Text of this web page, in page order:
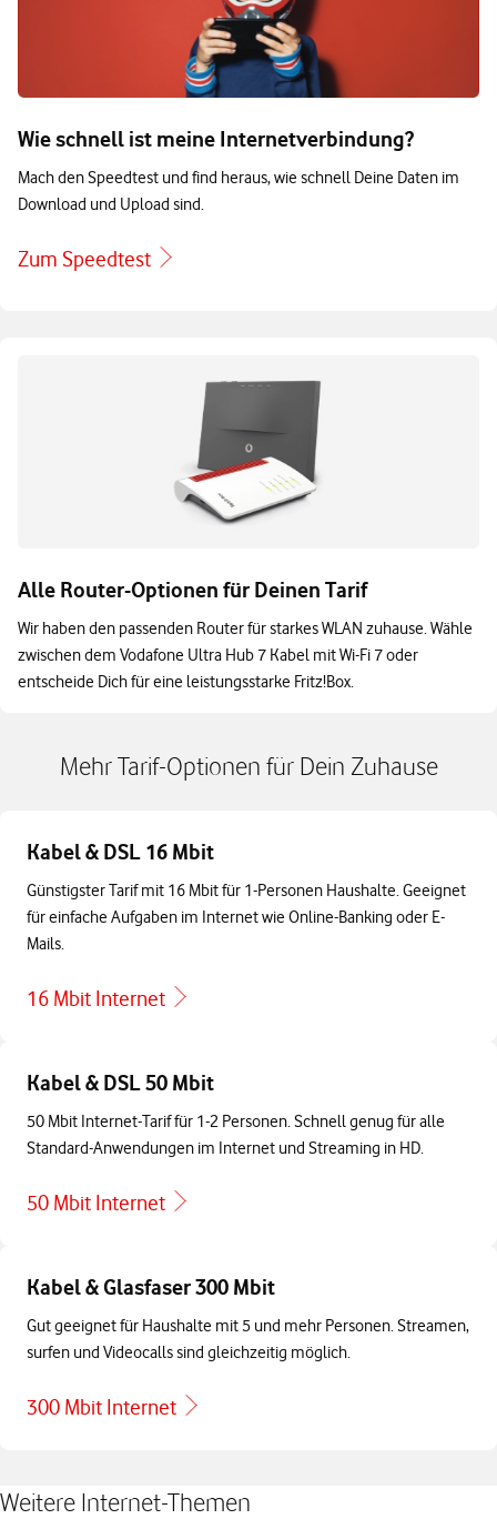
Wie schnell ist meine Internetverbindung?
Mach den Speedtest und find heraus, wie schnell Deine Daten im
Download und Upload sind.
Zum Speedtest
Alle Router-Optionen für Deinen Tarif
Wir haben den passenden Router für starkes WLAN zuhause. Wähle
zwischen dem Vodafone Ultra Hub 7 Kabel mit Wi-Fi 7 oder
entscheide Dich für eine leistungsstarke Fritz!Box.
Mehr Tarif-Optionen für Dein Zuhause
Kabel & DSL 16 Mbit
Günstigster Tarif mit 16 Mbit für 1-Personen Haushalte. Geeignet
für einfache Aufgaben im Internet wie Online-Banking oder E-
Mails.
16 Mbit Internet
Kabel & DSL 50 Mbit
50 Mbit Internet-Tarif für 1-2 Personen. Schnell genug für alle
Standard-Anwendungen im Internet und Streaming in HD.
50 Mbit Internet
Kabel & Glasfaser 300 Mbit
Gut geeignet für Haushalte mit 5 und mehr Personen. Streamen,
surfen und Videocalls sind gleichzeitig möglich.
300 Mbit Internet
Weitere Internet-Themen